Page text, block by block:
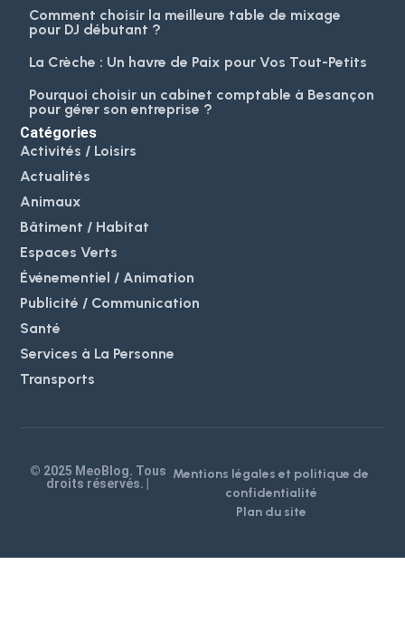
Comment choisir la meilleure table de mixage
pour DJ débutant ?
La Crèche : Un havre de Paix pour Vos Tout-Petits
Pourquoi choisir un cabinet comptable à Besançon
pour gérer son entreprise ?
Catégories
Activités / Loisirs
Actualités
Animaux
Bâtiment / Habitat
Espaces Verts
Événementiel / Animation
Publicité / Communication
Santé
Services à La Personne
Transports
© 2025 MeoBlog. Tous
droits réservés. |
Mentions légales et politique de
confidentialité
Plan du site